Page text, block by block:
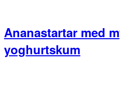
Ananastartar med
yoghurtskum